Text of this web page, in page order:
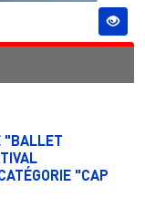
"BALLET
"CAP